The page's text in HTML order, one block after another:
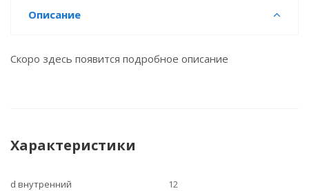
Описание
Скоро здесь появится подробное описание
Характеристики
d внутренний
12